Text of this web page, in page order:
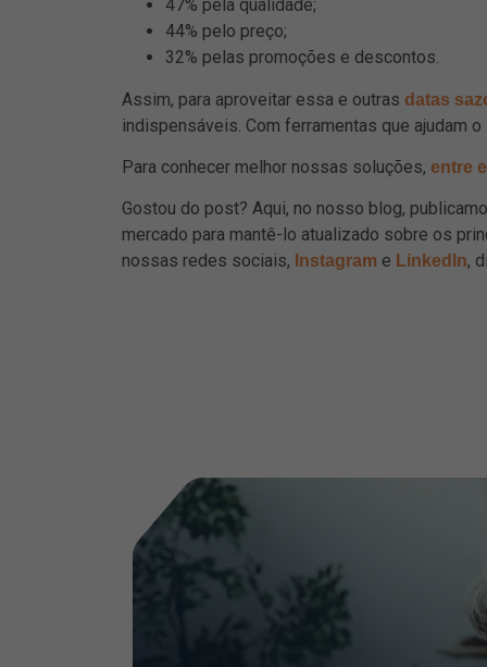
47% pela qualidade;
44% pelo preço;
32% pelas promoções e descontos.
Assim, para aproveitar essa e outras datas
indispensáveis. Com ferramentas que ajudam
Para conhecer melhor nossas soluções, entre
Gostou do post? Aqui, no nosso blog,
mercado para mantê-lo atualizado sobre os
nossas redes sociais, Instagram e LinkedIn,